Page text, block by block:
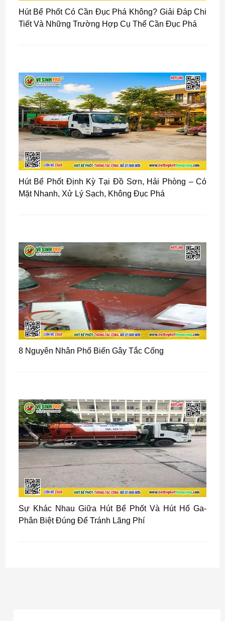
Hút Bể Phốt Có Cần Đục Phá Không? Giải Đáp Chi
Tiết Và Những Trường Hợp Cụ Thể Cần Đục Phá
Hút Bể Phốt Định Kỳ Tại Đồ Sơn, Hải Phòng – Có
Mặt Nhanh, Xử Lý Sạch, Không Đục Phá
8 Nguyên Nhân Phổ Biến Gây Tắc Cống
Sự Khác Nhau Giữa Hút Bể Phốt Và Hút Hố Ga-
Phân Biệt Đúng Để Tránh Lãng Phí